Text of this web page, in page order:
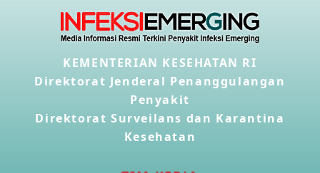
Penyakit Meningokokus di Vietnam
28 Apr 2026
Kasus Konfirmasi Avian Influenza A(H5N1) Keempat di
Kamboja
KEMENTERIAN KESEHATAN RI
Direktorat Jenderal Penanggulangan
Penyakit
Direktorat Surveilans dan Karantina
Kesehatan